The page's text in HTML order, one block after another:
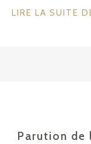
LIRE LA SUITE
Parution de